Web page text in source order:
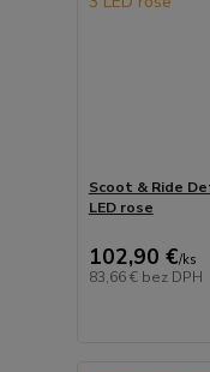
Scoot & Ride
LED rose
102,90 €/ks
83,66 € bez DPH